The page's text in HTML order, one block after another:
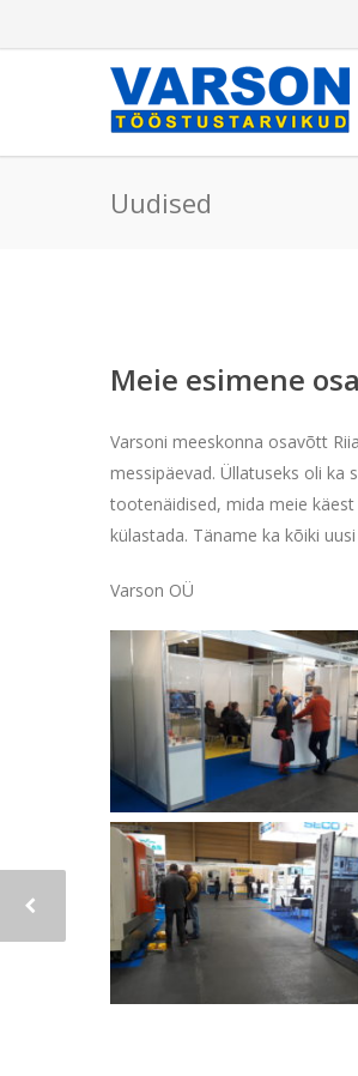
Uudised
Meie esimene
Varsoni meeskonna osavõtt
messipäevad. Üllatuseks oli ka
tootenäidised, mida meie
külastada. Täname ka kõiki
Varson OÜ